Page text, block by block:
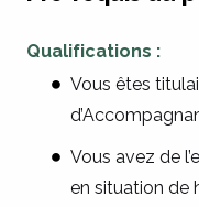
Qualifications :
Vous êtes
Vous avez de
en situation de